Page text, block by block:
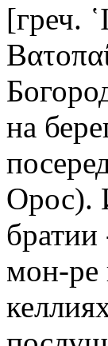
[греч.
на
Орос).
мон-ре